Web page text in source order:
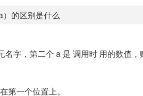
的区别是什么
字，第二个 a 是 调用时 用的数值
第一个位置上。